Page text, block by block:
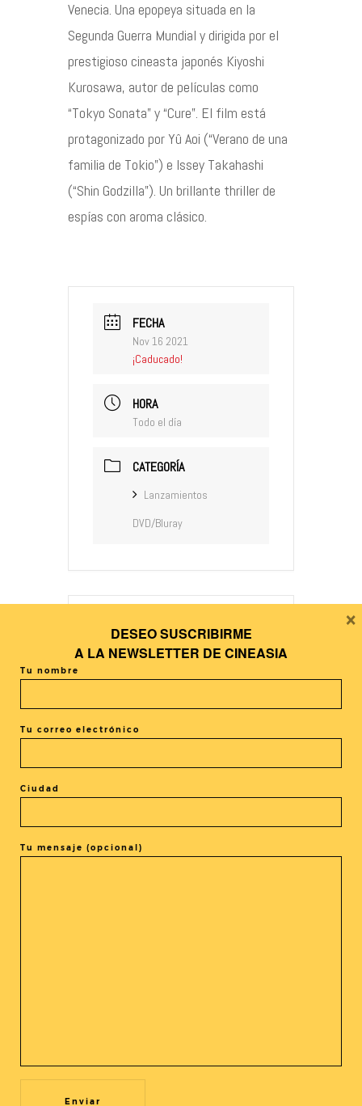
Venecia. Una epopeya situada en la
Segunda Guerra Mundial y dirigida por el
prestigioso cineasta japonés Kiyoshi
Kurosawa, autor de películas como
“Tokyo Sonata” y “Cure”. El film está
protagonizado por Yû Aoi (“Verano de una
familia de Tokio”) e Issey Takahashi
(“Shin Godzilla”). Un brillante thriller de
espías con aroma clásico.
FECHA
Nov 16 2021
¡Caducado!
HORA
Todo el día
CATEGORÍA
Lanzamientos
DVD/Bluray
+ Añadir Google Calendar
El evento está terminado.
Recibe nuestras novedades en tu buzón!
DESEO SUSCRIBIRME
A LA NEWSLETTER DE CINEASIA
Tu nombre
Tu correo electrónico
Ciudad
Tu mensaje (opcional)
×